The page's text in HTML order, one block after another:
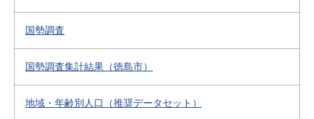
国勢調査
国勢調査集計結果（徳島市）
地域・年齢別人口（推奨データセット）